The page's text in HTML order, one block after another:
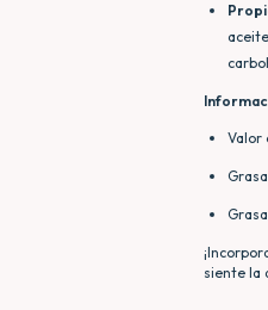
Valor
siente la